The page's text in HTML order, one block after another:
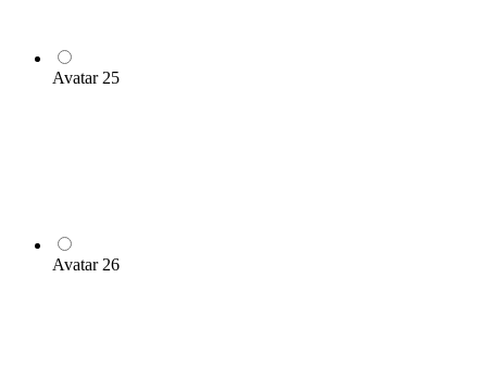
Avatar 25
Avatar 26